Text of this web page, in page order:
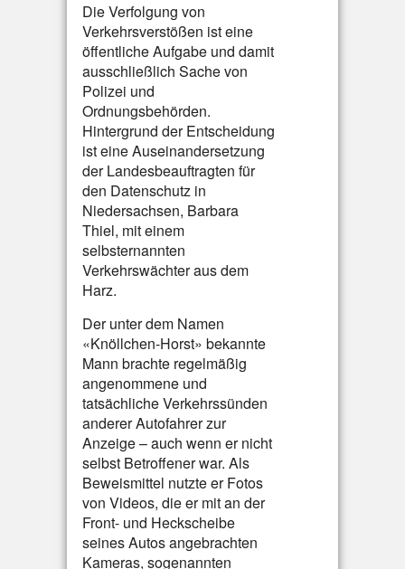
Die Verfolgung von
Verkehrsverstößen ist eine
öffentliche Aufgabe und damit
ausschließlich Sache von
Polizei und
Ordnungsbehörden.
Hintergrund der Entscheidung
ist eine Auseinandersetzung
der Landesbeauftragten für
den Datenschutz in
Niedersachsen, Barbara
Thiel, mit einem
selbsternannten
Verkehrswächter aus dem
Harz.
Der unter dem Namen
«Knöllchen-Horst» bekannte
Mann brachte regelmäßig
angenommene und
tatsächliche Verkehrssünden
anderer Autofahrer zur
Anzeige – auch wenn er nicht
selbst Betroffener war. Als
Beweismittel nutzte er Fotos
von Videos, die er mit an der
Front- und Heckscheibe
seines Autos angebrachten
Kameras, sogenannten